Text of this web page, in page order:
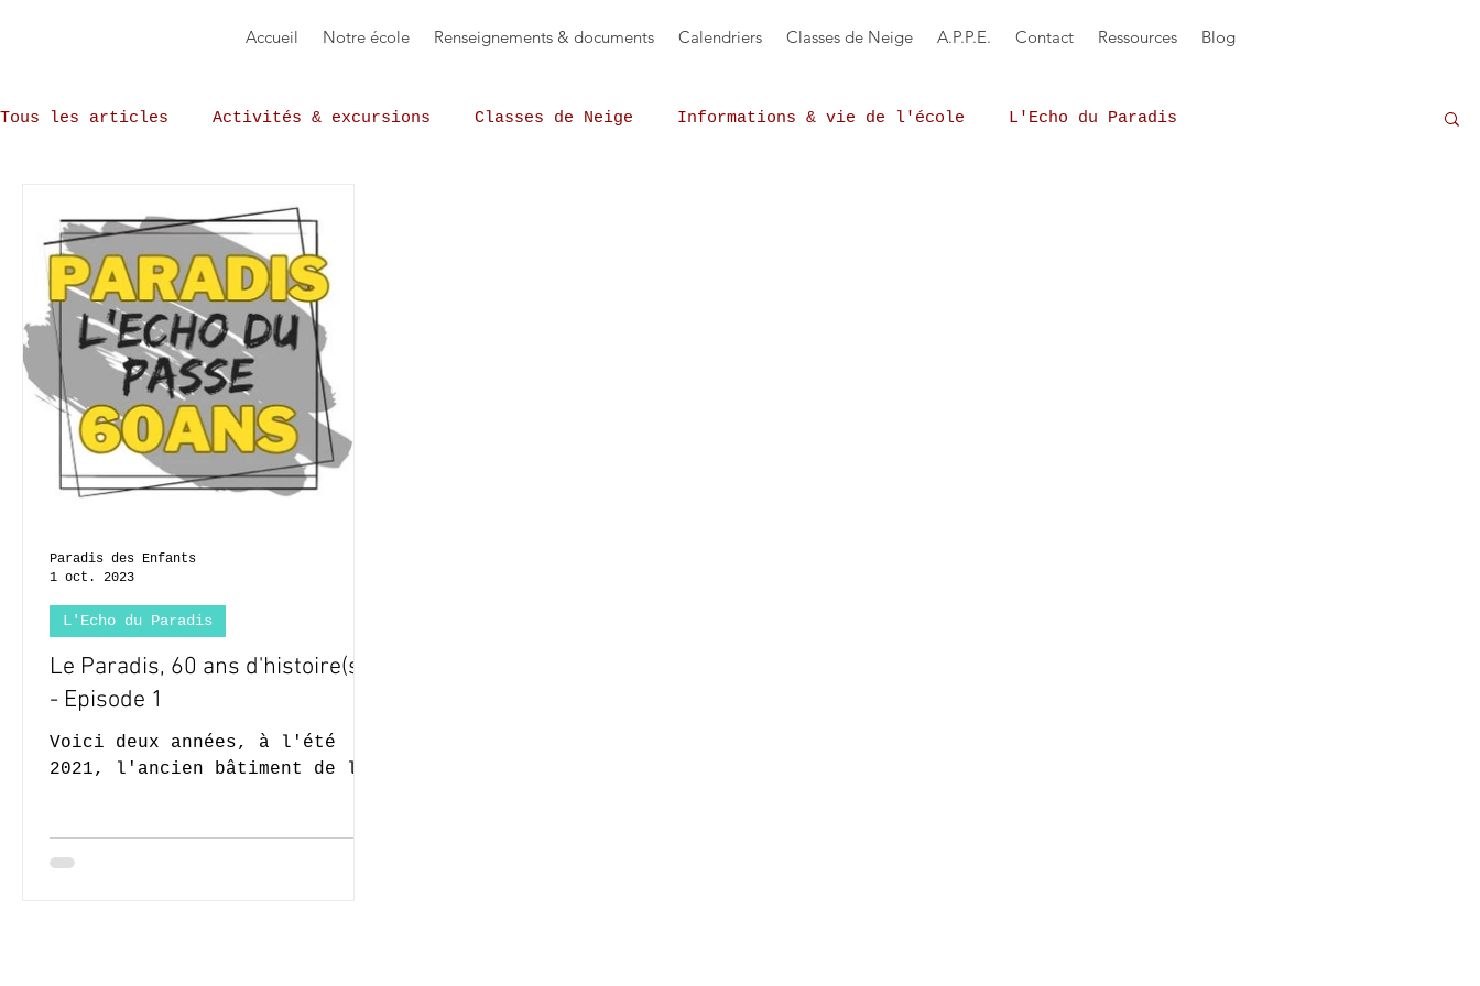
Accueil Notre école Renseignements & documents Calendriers Classes de Neige A.P.P.E. Contact Ressources Blog
Tous les articles Activités & excursions Classes de Neige Informations & vie de l'école L'Echo du Paradis
Le Paradis, 60 ans d'histoire(s)
- Episode 1
Voici deux années, à l'été
2021, l'ancien bâtiment de la
L'Echo du Paradis
Paradis des Enfants
1 oct. 2023